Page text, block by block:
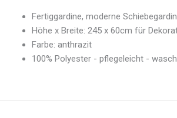
Fertiggardine, moderne
Höhe x Breite: 245 x 60cm für
Farbe: anthrazit
100% Polyester - pflegeleicht -